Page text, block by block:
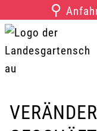
Inhalt
springen
⚲